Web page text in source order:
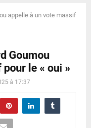
appelle à un vote massif
Goumou
le « oui »
à 17:37